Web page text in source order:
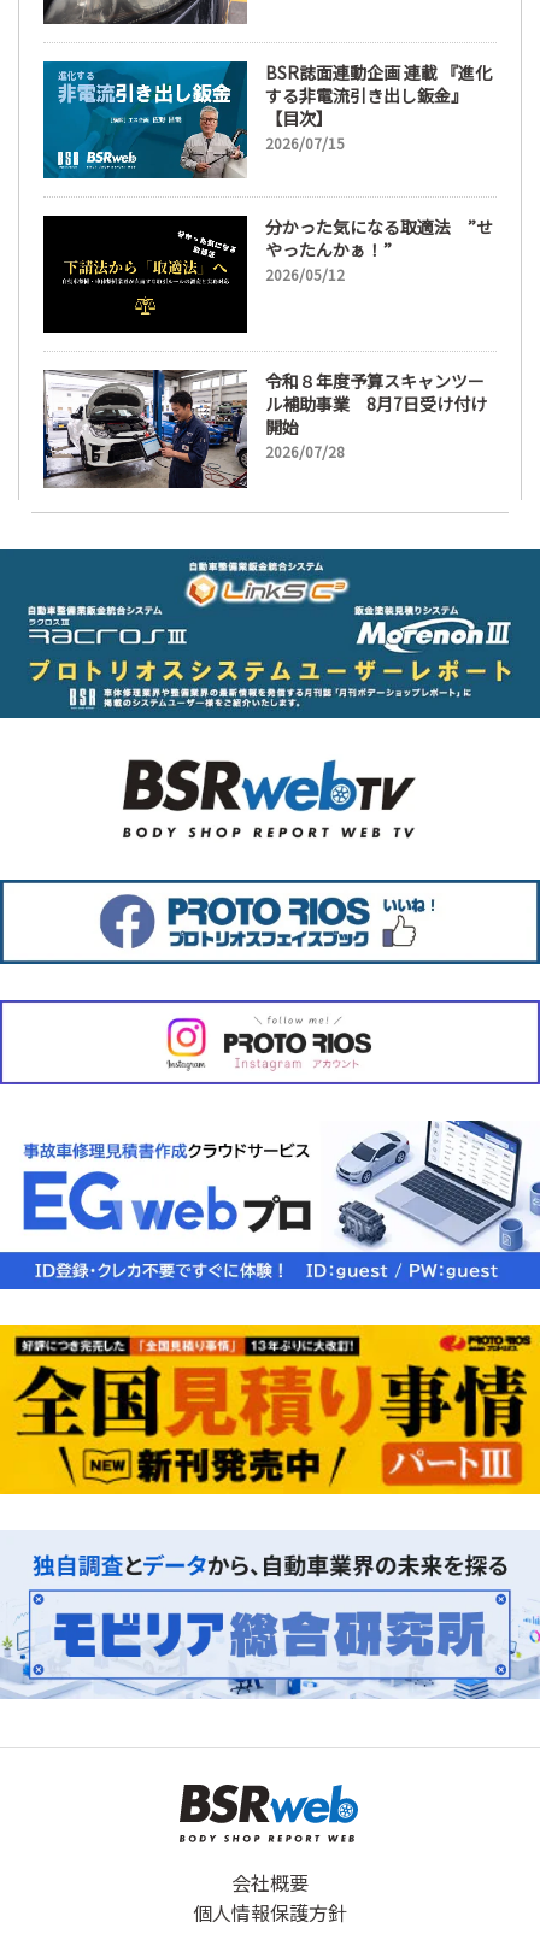
BSR誌面連動企画 連載 『進化
する非電流引き出し鈑金』
【目次】
2026/07/15
分かった気になる取適法 ”せ
やったんかぁ！”
2026/05/12
令和８年度予算スキャンツー
ル補助事業 8月7日受け付け
開始
2026/07/28
会社概要
個人情報保護方針